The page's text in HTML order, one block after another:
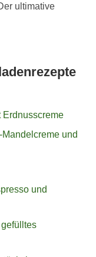
ultimative
und
und
gefülltes